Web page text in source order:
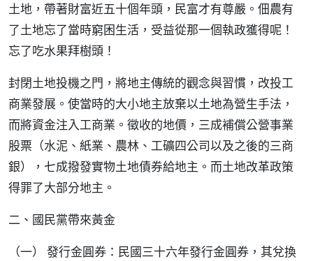
土地，帶著財富近五十個年頭，民富才有尊嚴。佃農有
了土地忘了當時窮困生活，受益從那一個執政獲得呢！
忘了吃水果拜樹頭！
封閉土地投機之門，將地主傳統的觀念與習慣，改投工
商業發展。使當時的大小地主放棄以土地為營生手法，
而將資金注入工商業。徵收的地價，三成補償公營事業
股票（水泥、紙業、農林、工礦四公司以及之後的三商
銀），七成撥發實物土地債券給地主。而土地改革政策
得罪了大部分地主。
二、國民黨帶來黃金
（一） 發行金圓券：民國三十六年發行金圓券，其兌換